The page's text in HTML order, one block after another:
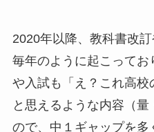
2020年以降、教科書改
毎年のように起こってお
や入試も「え？これ高校
と思えるような内容（
ので、中１ギャップを